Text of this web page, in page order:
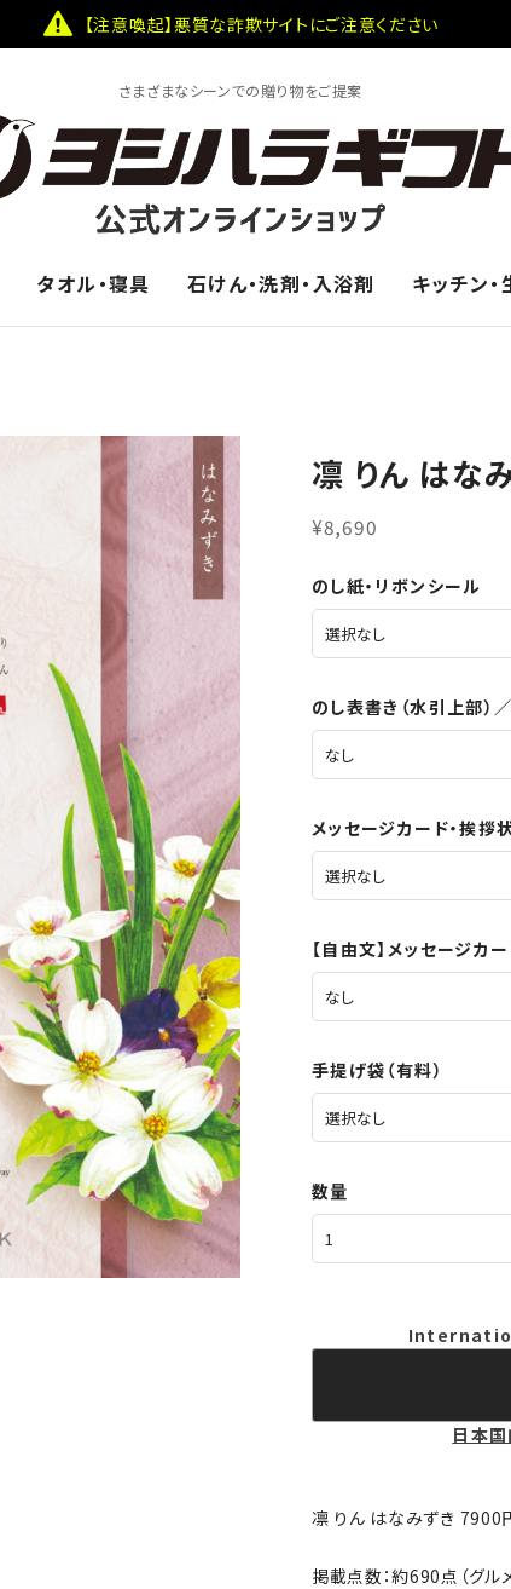
【注意喚起】悪質な詐欺サイトにご注意ください
さまざまなシーンでの贈り物をご提案
タオル・寝具 石けん・洗剤・入浴剤 キッチン
凛 りん はな
¥8,690
のし紙・リボンシール
のし表書き（水引上部）
メッセージカード・挨拶
【自由文】メッセージカ
手提げ袋（有料）
数量
日本
凛 りん はなみずき 7900
掲載点数：約690点（グル